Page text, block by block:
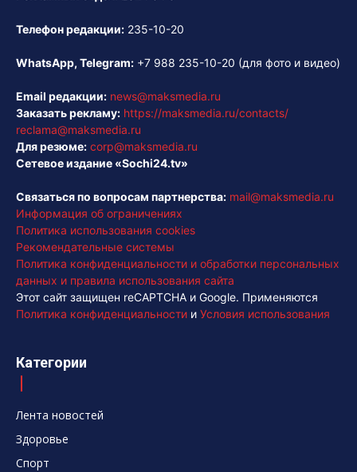
Телефон редакции: 235-10-20
WhatsApp, Telegram: +7 988 235-10-20 (для фото и видео)
Email редакции: news@maksmedia.ru
Заказать рекламу: https://maksmedia.ru/contacts/
reclama@maksmedia.ru
Для резюме: corp@maksmedia.ru
Сетевое издание «Sochi24.tv»
Связаться по вопросам партнерства: mail@maksmedia.ru
Информация об ограничениях
Политика использования cookies
Рекомендательные системы
Политика конфиденциальности и обработки персональных
данных и правила использования сайта
Этот сайт защищен reCAPTCHA и Google. Применяются
Политика конфиденциальности и Условия использования
Категории
Лента новостей
Здоровье
Спорт